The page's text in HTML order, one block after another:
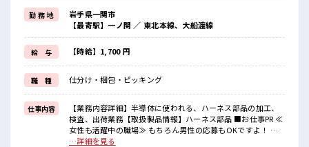
残業は月20時間以上あります♪
≪土日祝休のお仕事≫
家族や友人と一緒にプライベート満喫！
≪モチベーションもUP≫
派手過ぎなければ髪型や髪色自由♪
(規定有)≪動きやすい制服アリ≫
制服があるので、
毎日の服装の悩み解消♪
≪様々なお仕事をご提案≫
一人で悩まず気軽に相談できる、
派遣のお仕事です！
■職場の雰囲気
勤 務 地
岩手県一関市
【最寄駅】一ノ関 ／ 東北本線、大船渡線
給 与 【時給】1,700 円
職 種 仕分け・梱包・ピッキング
仕事内容
【業務内容詳細】半導体に使われる、ハーネス部品の加工、
検査、出荷業務【取扱製品情報】ハーネス部品 ■お仕事PR ≪
女性も活躍中の職場≫ もちろん男性の応募もOKですよ！ ≪
稼ぎたい人向け≫ 高収入を希望される方にオススメ。 残業は
…詳細を見る